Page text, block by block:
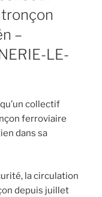
–
LE-
collectif
ferroviaire
dans sa
la circulation
depuis juillet